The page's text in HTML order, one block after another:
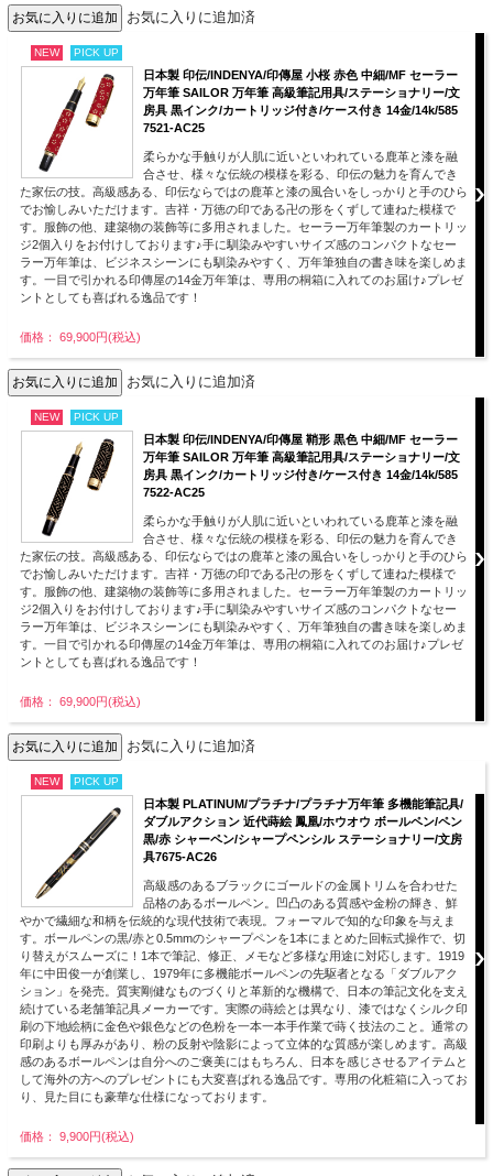
お気に入りに追加済
NEW PICK UP
日本製 印伝/INDENYA/印傳屋 小桜 赤色 中細/MF セーラー
万年筆 SAILOR 万年筆 高級筆記用具/ステーショナリー/文
房具 黒インク/カートリッジ付き/ケース付き 14金/14k/585
7521-AC25
柔らかな手触りが人肌に近いといわれている鹿革と漆を融
合させ、様々な伝統の模様を彩る、印伝の魅力を育んでき
た家伝の技。高級感ある、印伝ならではの鹿革と漆の風合いをしっかりと手のひら
でお愉しみいただけます。吉祥・万徳の印である卍の形をくずして連ねた模様で
す。服飾の他、建築物の装飾等に多用されました。セーラー万年筆製のカートリッ
ジ2個入りをお付けしております♪手に馴染みやすいサイズ感のコンパクトなセー
ラー万年筆は、ビジネスシーンにも馴染みやすく、万年筆独自の書き味を楽しめま
す。一目で引かれる印傳屋の14金万年筆は、専用の桐箱に入れてのお届け♪プレゼ
ントとしても喜ばれる逸品です！
価格： 69,900円(税込)
お気に入りに追加済
NEW PICK UP
日本製 印伝/INDENYA/印傳屋 鞘形 黒色 中細/MF セーラー
万年筆 SAILOR 万年筆 高級筆記用具/ステーショナリー/文
房具 黒インク/カートリッジ付き/ケース付き 14金/14k/585
7522-AC25
柔らかな手触りが人肌に近いといわれている鹿革と漆を融
合させ、様々な伝統の模様を彩る、印伝の魅力を育んでき
た家伝の技。高級感ある、印伝ならではの鹿革と漆の風合いをしっかりと手のひら
でお愉しみいただけます。吉祥・万徳の印である卍の形をくずして連ねた模様で
す。服飾の他、建築物の装飾等に多用されました。セーラー万年筆製のカートリッ
ジ2個入りをお付けしております♪手に馴染みやすいサイズ感のコンパクトなセー
ラー万年筆は、ビジネスシーンにも馴染みやすく、万年筆独自の書き味を楽しめま
す。一目で引かれる印傳屋の14金万年筆は、専用の桐箱に入れてのお届け♪プレゼ
ントとしても喜ばれる逸品です！
価格： 69,900円(税込)
お気に入りに追加済
NEW PICK UP
日本製 PLATINUM/プラチナ/プラチナ万年筆 多機能筆記具/
ダブルアクション 近代蒔絵 鳳凰/ホウオウ ボールペン/ペン
黒/赤 シャーペン/シャープペンシル ステーショナリー/文房
具7675-AC26
高級感のあるブラックにゴールドの金属トリムを合わせた
品格のあるボールペン。凹凸のある質感や金粉の輝き、鮮
やかで繊細な和柄を伝統的な現代技術で表現。フォーマルで知的な印象を与えま
す。ボールペンの黒/赤と0.5mmのシャープペンを1本にまとめた回転式操作で、切
り替えがスムーズに！1本で筆記、修正、メモなど多様な用途に対応します。1919
年に中田俊一が創業し、1979年に多機能ボールペンの先駆者となる「ダブルアク
ション」を発売。質実剛健なものづくりと革新的な機構で、日本の筆記文化を支え
続けている老舗筆記具メーカーです。実際の蒔絵とは異なり、漆ではなくシルク印
刷の下地絵柄に金色や銀色などの色粉を一本一本手作業で蒔く技法のこと。通常の
印刷よりも厚みがあり、粉の反射や陰影によって立体的な質感が楽しめます。高級
感のあるボールペンは自分へのご褒美にはもちろん、日本を感じさせるアイテムと
して海外の方へのプレゼントにも大変喜ばれる逸品です。専用の化粧箱に入ってお
り、見た目にも豪華な仕様になっております。
価格： 9,900円(税込)